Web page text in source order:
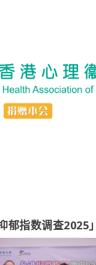
郁指数调查2025